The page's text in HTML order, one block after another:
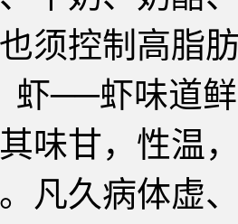
须控制高脂
虾──虾味道
味甘，性温
凡久病体虚